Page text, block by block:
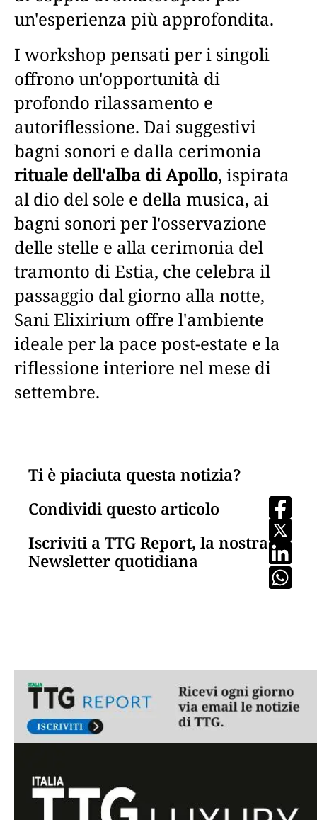
un'esperienza più approfondita.
I workshop pensati per i singoli
offrono un'opportunità di
profondo rilassamento e
autoriflessione. Dai suggestivi
bagni sonori e dalla cerimonia
rituale dell'alba di Apollo, ispirata
al dio del sole e della musica, ai
bagni sonori per l'osservazione
delle stelle e alla cerimonia del
tramonto di Estia, che celebra il
passaggio dal giorno alla notte,
Sani Elixirium offre l'ambiente
ideale per la pace post-estate e la
riflessione interiore nel mese di
settembre.
Ti è piaciuta questa notizia?
Condividi questo articolo
Iscriviti a TTG Report, la nostra
Newsletter quotidiana